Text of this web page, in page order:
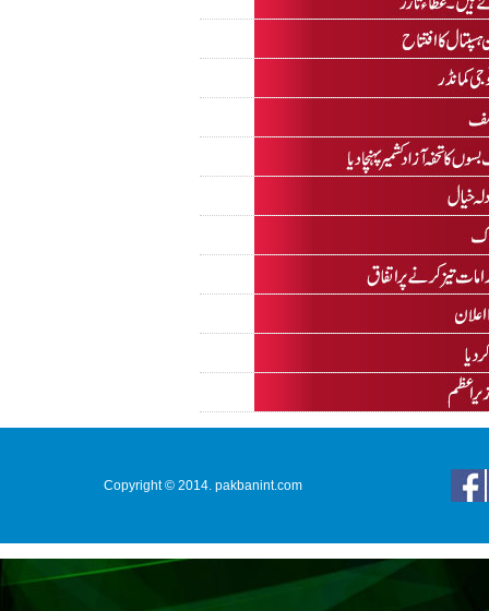
Copyright © 2014. pakbanint.com